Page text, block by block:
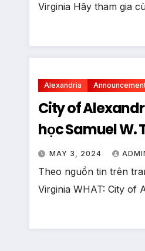
Virginia Hãy tham gia
Alexandria
City of Alexandria’s RecFest 2024 sẽ
học Samuel W.
4 tháng 5
MAY 3, 2024
Theo nguồn tin trên
Virginia WHAT: City of